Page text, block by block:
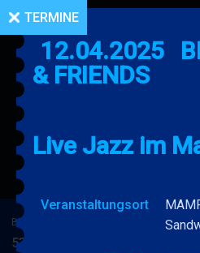
BERRY BLUE & BAND
53. JAZZ Matinee in den
TERMINE
12.04.2025
& FRIENDS
Live Jazz im
Veranstaltungsort